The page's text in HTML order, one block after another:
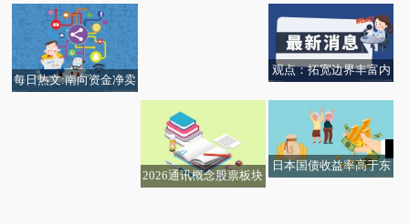
求持续疲软
融资券发行结果的公告_
短讯
每日热文:南向资金净卖
观点：拓宽边界丰富内
效
2026通讯概念股票板块
日本国债收益率高于东